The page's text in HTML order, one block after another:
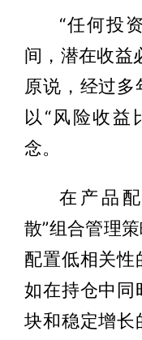
“任何投
间，潜在收益
原说，经过
以“风险收益
念。
在产品
散”组合管理
配置低相关性
如在持仓中同
块和稳定增长